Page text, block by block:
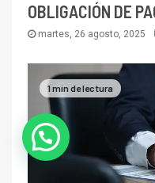
OBLIGACIÓN DE
martes, 26 agosto, 2025
1 min de lectura